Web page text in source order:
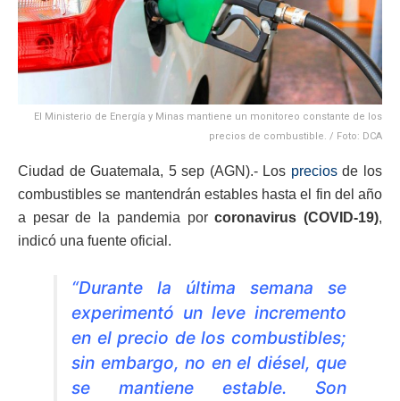
El Ministerio de Energía y Minas mantiene un monitoreo constante de los
precios de combustible. / Foto: DCA
Ciudad de Guatemala, 5 sep (AGN).- Los preciosde los
combustibles se mantendrán estables hasta el fin del año
a pesar de la pandemia porcoronavirus (COVID-19),
indicó una fuente oficial.
“Durante la última semana se
experimentó un leve incremento
en el precio de los combustibles;
sin embargo, no en el diésel, que
se mantiene estable. Son